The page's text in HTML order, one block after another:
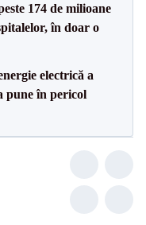
174 de milioane
în doar o
electrică a
pune în pericol